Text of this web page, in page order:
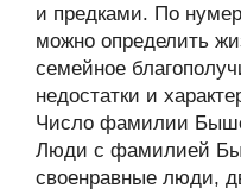
и предками. По
можно определить
семейное
недостатки и
Число фамилии
Люди с фамилией
своенравные люди,